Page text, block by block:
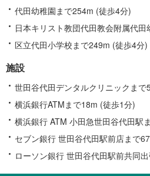
代田幼稚園まで254m (徒歩4分)
日本キリスト教団代田教会附属代
区立代田小学校まで249m (徒歩4分)
施設
世田谷代田デンタルクリニックまで
横浜銀行ATMまで18m (徒歩1分)
横浜銀行 ATM 小田急世田谷代田駅
セブン銀行 世田谷代田駅前店まで
ローソン銀行 世田谷代田駅前共同